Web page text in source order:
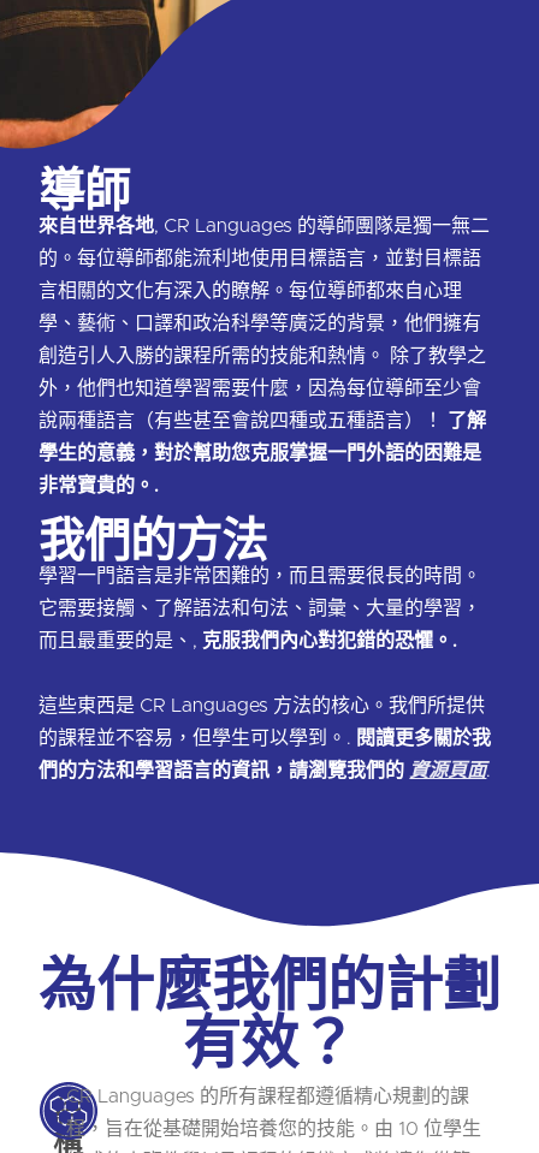
導師
來自世界各地, CR Languages 的導師團隊是獨一無二
的。每位導師都能流利地使用目標語言，並對目標語
言相關的文化有深入的瞭解。每位導師都來自心理
學、藝術、口譯和政治科學等廣泛的背景，他們擁有
創造引人入勝的課程所需的技能和熱情。 除了教學之
外，他們也知道學習需要什麼，因為每位導師至少會
說兩種語言（有些甚至會說四種或五種語言）！
了解
學生的意義，對於幫助您克服掌握一門外語的困難是
非常寶貴的。.
我們的方法
學習一門語言是非常困難的，而且需要很長的時間。
它需要接觸、了解語法和句法、詞彙、大量的學習，
而且最重要的是、, 克服我們內心對犯錯的恐懼。.
這些東西是 CR Languages 方法的核心。我們所提供
的課程並不容易，但學生可以學到。. 閱讀更多關於我
們的方法和學習語言的資訊，請瀏覽我們的 資源頁面.
為什麼我們的計劃
有效？
結
構
CR Languages 的所有課程都遵循精心規劃的課
程，旨在從基礎開始培養您的技能。由 10 位學生